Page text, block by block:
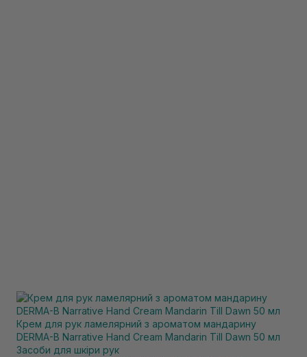
Крем для рук ламелярний з ароматом мандарину
DERMA-B Narrative Hand Cream Mandarin Till Dawn 50 мл
Засоби для шкіри рук